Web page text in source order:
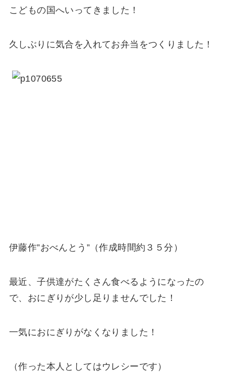
こどもの国へいってきました！
久しぶりに気合を入れてお弁当をつくりました！
伊藤作”おべんとう”（作成時間約３５分）
最近、子供達がたくさん食べるようになったの
で、おにぎりが少し足りませんでした！
一気におにぎりがなくなりました！
（作った本人としてはウレシーです）